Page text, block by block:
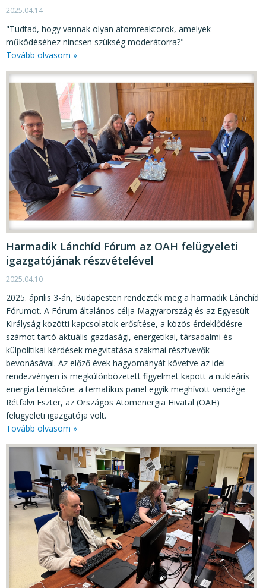
2025.04.14
"Tudtad, hogy vannak olyan atomreaktorok, amelyek
működéséhez nincsen szükség moderátorra?"
Tovább olvasom »
Harmadik Lánchíd Fórum az OAH felügyeleti
igazgatójának részvételével
2025.04.10
2025. április 3-án, Budapesten rendezték meg a harmadik Lánchíd
Fórumot. A Fórum általános célja Magyarország és az Egyesült
Királyság közötti kapcsolatok erősítése, a közös érdeklődésre
számot tartó aktuális gazdasági, energetikai, társadalmi és
külpolitikai kérdések megvitatása szakmai résztvevők
bevonásával. Az előző évek hagyományát követve az idei
rendezvényen is megkülönbözetett figyelmet kapott a nukleáris
energia témaköre: a tematikus panel egyik meghívott vendége
Rétfalvi Eszter, az Országos Atomenergia Hivatal (OAH)
felügyeleti igazgatója volt.
Tovább olvasom »